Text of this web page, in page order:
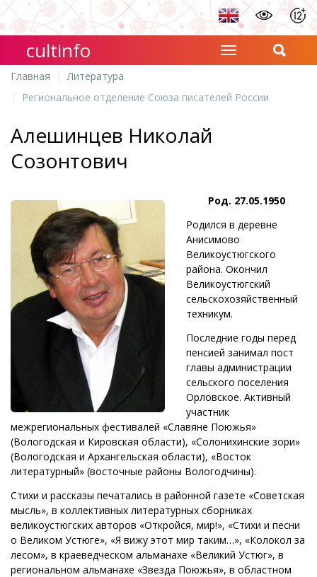
cultinfo
Главная
Литература
Региональное отделение Союза писателей России
Алешинцев Николай
Созонтович
Род. 27.05.1950
Родился в деревне
Анисимово
Великоустюгского
района. Окончил
Великоустюгский
сельскохозяйственный
техникум.
Последние годы перед
пенсией занимал пост
главы администрации
сельского поселения
Орловское. Активный
участник
межрегиональных фестивалей «Славяне Поюжья»
(Вологодская и Кировская области), «Солонихинские зори»
(Вологодская и Архангельская области), «Восток
литературный» (восточные районы Вологодчины).
Стихи и рассказы печатались в районной газете «Советская
мысль», в коллективных литературных сборниках
великоустюгских авторов «Откройся, мир!», «Стихи и песни
о Великом Устюге», «Я вижу этот мир таким…», «Колокол за
лесом», в краеведческом альманахе «Великий Устюг», в
региональном альманахе «Звезда Поюжья», в областном